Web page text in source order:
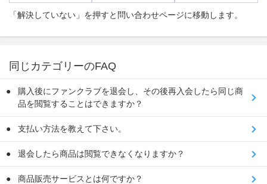
「解決していない」を押すと問い合わせページに移動します。
同じカテゴリーのFAQ
購入後にファンクラブを退会し、その後再入会したら同じ商
品を閲覧することはできますか？
支払い方法を教えて下さい。
退会したら商品は閲覧できなくなりますか？
商品販売サービスとは何ですか？